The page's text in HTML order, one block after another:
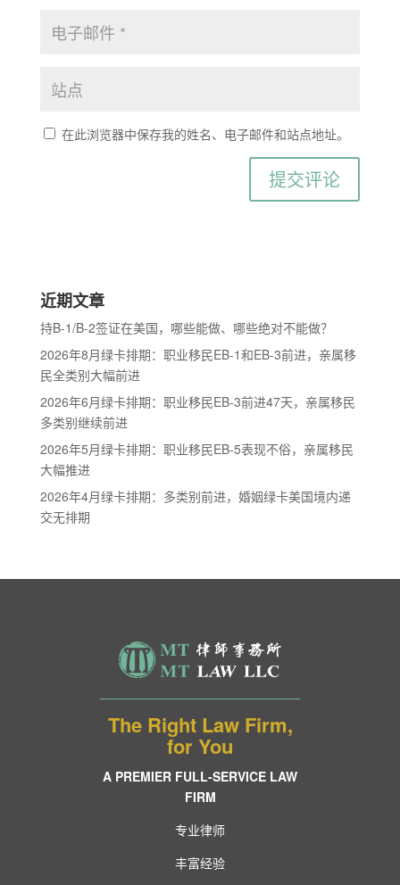
在此浏览器中保存我的姓名、电子邮件和站点地址。
近期文章
持B-1/B-2签证在美国，哪些能做、哪些绝对不能做？
2026年8月绿卡排期：职业移民EB-1和EB-3前进，亲属移
民全类别大幅前进
2026年6月绿卡排期：职业移民EB-3前进47天，亲属移民
多类别继续前进
2026年5月绿卡排期：职业移民EB-5表现不俗，亲属移民
大幅推进
2026年4月绿卡排期：多类别前进，婚姻绿卡美国境内递
交无排期
The Right Law Firm,
for You
A PREMIER FULL-SERVICE LAW
FIRM
专业律师
丰富经验